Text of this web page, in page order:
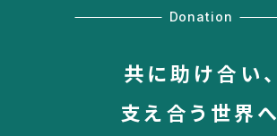
Donation
共に助け合い、
支え合う世界へ